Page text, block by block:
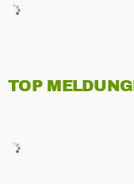
TOP